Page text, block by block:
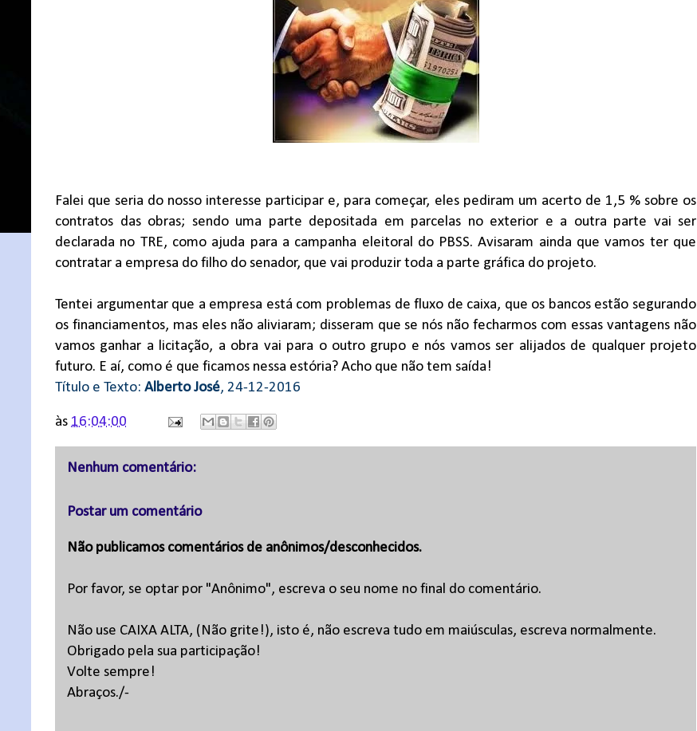
Falei que seria do nosso interesse participar e, para começar, eles pediram um acerto de 1,5 % sobre os
contratos das obras; sendo uma parte depositada em parcelas no exterior e a outra parte vai ser
declarada no TRE, como ajuda para a campanha eleitoral do PBSS. Avisaram ainda que vamos ter que
contratar a empresa do filho do senador, que vai produzir toda a parte gráfica do projeto.
Tentei argumentar que a empresa está com problemas de fluxo de caixa, que os bancos estão segurando
os financiamentos, mas eles não aliviaram; disseram que se nós não fecharmos com essas vantagens não
vamos ganhar a licitação, a obra vai para o outro grupo e nós vamos ser alijados de qualquer projeto
futuro. E aí, como é que ficamos nessa estória? Acho que não tem saída!
Título e Texto: Alberto José, 24-12-2016
às 16:04:00
Nenhum comentário:
Postar um comentário
Não publicamos comentários de anônimos/desconhecidos.
Por favor, se optar por "Anônimo", escreva o seu nome no final do comentário.
Não use CAIXA ALTA, (Não grite!), isto é, não escreva tudo em maiúsculas, escreva normalmente.
Obrigado pela sua participação!
Volte sempre!
Abraços./-